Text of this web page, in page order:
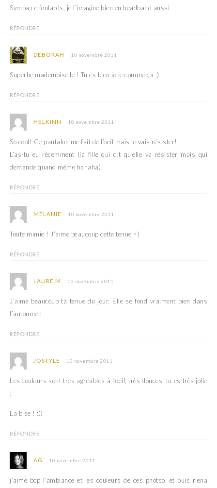
Sympa ce foulards, je l’imagine bien en headband aussi
RÉPONDRE
DEBORAH 10 novembre 2011
Superbe mademoiselle ! Tu es bien jolie comme ça ;)
RÉPONDRE
HELKINN 10 novembre 2011
So cool! Ce pantalon me fait de l’oeil mais je vais résister!
L’as-tu eu récemment (la fille qui dit qu’elle va résister mais qui
demande quand même hahaha)
RÉPONDRE
MÉLANIE 10 novembre 2011
Toute mimie ! J’aime beaucoup cette tenue =)
RÉPONDRE
LAURE M 10 novembre 2011
J’aime beaucoup ta tenue du jour. Elle se fond vraiment bien dans
l’automne !
RÉPONDRE
JOSTYLE 10 novembre 2011
Les couleurs sont très agréables à l’oeil, très douces, tu es très jolie
!
La bise ! :))
RÉPONDRE
AG 10 novembre 2011
j’aime bcp l’ambiance et les couleurs de ces photso, et puis riena